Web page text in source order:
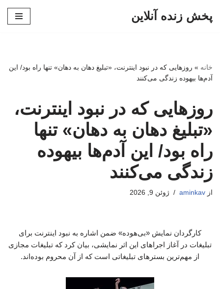
پخش زنده آنلاین
خانه » روزهایی که در نبود اینترنت، «تبلیغ دهان به دهان» تنها راه بود/ این
آدم‌ها بیهوده زندگی می‌کنند
روزهایی که در نبود اینترنت،
«تبلیغ دهان به دهان» تنها
راه بود/ این آدم‌ها بیهوده
زندگی می‌کنند
از aminkav ژوئن 9, 2026
کارگردان نمایش «بی‌هوده» ضمن اشاره به نبود اینترنت برای
تبلیغات در آغاز اجراهای این اثر نمایشی، بیان کرد که تبلیغات مجازی
از مهم‌ترین بسترهای تبلیغاتی است که از آن محروم بوده‌اند.